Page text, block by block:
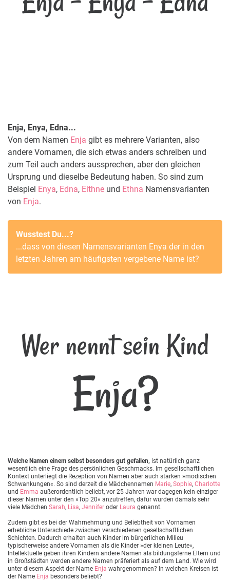
Enja, Enya, Edna...
Von dem Namen Enja gibt es mehrere Varianten, also
andere Vornamen, die sich etwas anders schreiben und
zum Teil auch anders aussprechen, aber den gleichen
Ursprung und dieselbe Bedeutung haben. So sind zum
Beispiel Enya, Edna, Eithne und Ethna Namensvarianten
von Enja.
Wusstest Du...?
...dass von diesen Namensvarianten Enya der in den
letzten Jahren am häufigsten vergebene Name ist?
Wer nennt sein Kind
Enja?
Welche Namen einem selbst besonders gut gefallen, ist natürlich ganz
wesentlich eine Frage des persönlichen Geschmacks. Im gesellschaftlichen
Kontext unterliegt die Rezeption von Namen aber auch starken »modischen
Schwankungen«. So sind derzeit die Mädchennamen Marie, Sophie, Charlotte
und Emma außerordentlich beliebt, vor 25 Jahren war dagegen kein einziger
dieser Namen unter den »Top 20« anzutreffen, dafür wurden damals sehr
viele Mädchen Sarah, Lisa, Jennifer oder Laura genannt.
Zudem gibt es bei der Wahrnehmung und Beliebtheit von Vornamen
erhebliche Unterschiede zwischen verschiedenen gesellschaftlichen
Schichten. Dadurch erhalten auch Kinder im bürgerlichen Milieu
typischerweise andere Vornamen als die Kinder »der kleinen Leute«,
Intellektuelle geben ihren Kindern andere Namen als bildungsferne Eltern und
in Großstädten werden andere Namen präferiert als auf dem Land. Wie wird
unter diesem Aspekt der Name Enja wahrgenommen? In welchen Kreisen ist
der Name Enja besonders beliebt?